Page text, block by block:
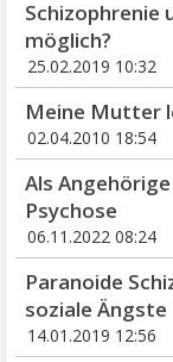
Schizophrenie
möglich?
25.02.2019 10:32
Meine Mutter
02.04.2010 18:54
Als
Psychose
06.11.2022 08:24
Paranoide
soziale Ängste
14.01.2019 12:56